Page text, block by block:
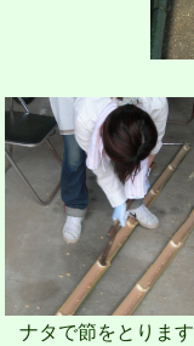
ナタで節をとりま